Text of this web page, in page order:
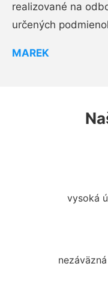
realizované na
určených
MAREK
vysoká